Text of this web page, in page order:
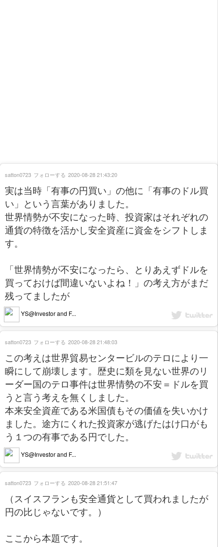
実は当時「有事の円買い」の他に「有事のドル買
い」という言葉がありました。
世界情勢が不安になった時、投資家はそれぞれの
通貨の特徴を活かし安全資産に資金をシフトしま
す。
「世界情勢が不安になったら、とりあえずドルを
買っておけば間違いないよね！」の考え方がまだ
残ってましたが
YS@Investor and F...
satton0723 フォローする 2020-08-28 21:43:20
この考えは世界貿易センタービルのテロにより一
瞬にして崩壊します。歴史に類を見ない世界のリ
ーダー国のテロ事件は世界情勢の不安＝ドルを買
うと言う考えを無くしました。
本来安全資産である米国債もその価値を失いかけ
ました。途方にくれた投資家が逃げたはけ口がも
う１つの有事である円でした。
YS@Investor and F...
satton0723 フォローする 2020-08-28 21:48:03
（スイスフランも安全通貨として買われましたが
円の比じゃないです。）
ここから本題です。
satton0723 フォローする 2020-08-28 21:51:47